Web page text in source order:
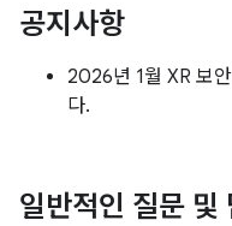
공지사항
2026년 1월 XR 보
다.
일반적인 질문 및